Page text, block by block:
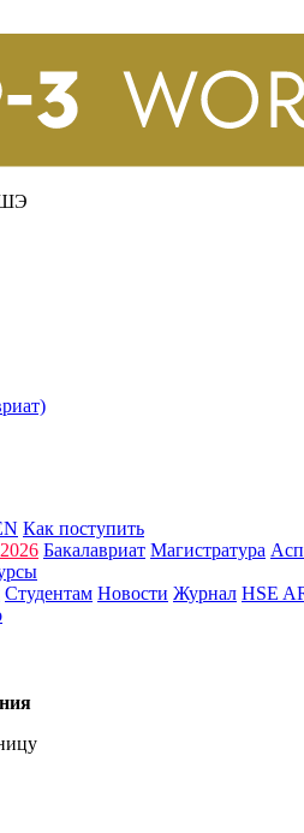
Как поступить
Бакалавриат Магистратура
Студентам Новости Журнал HSE